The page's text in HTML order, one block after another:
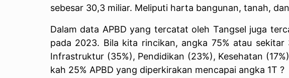
sebesar 30,3 miliar. Meliputi harta bangunan, tanah,
Dalam data APBD yang tercatat oleh Tangsel juga
pada 2023. Bila kita rincikan, angka 75% atau
Infrastruktur (35%), Pendidikan (23%), Kesehatan
kah 25% APBD yang diperkirakan mencapai angka 1T ?